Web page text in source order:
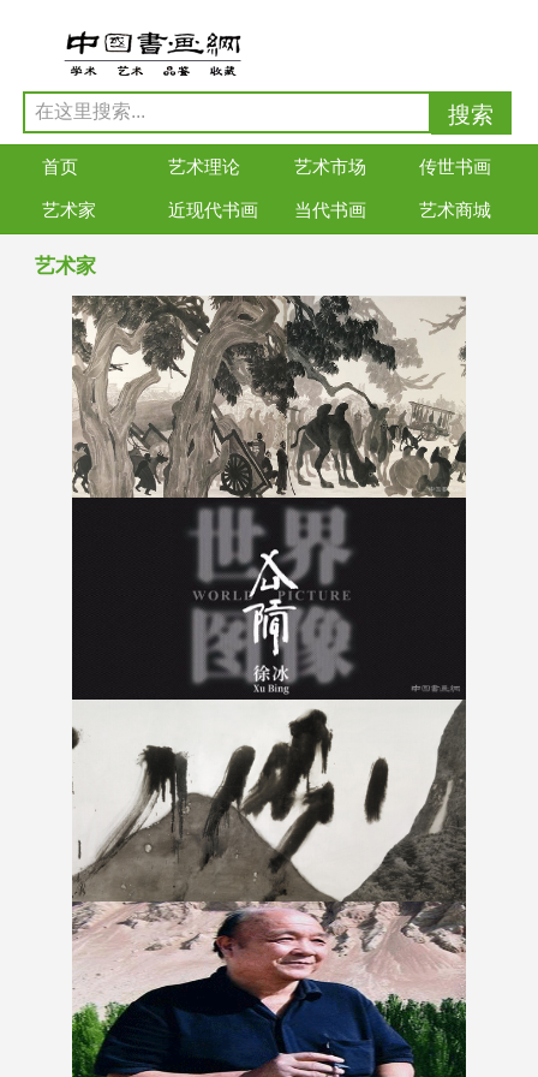
首页 艺术理论 艺术市场 传世书画
艺术家 近现代书画 当代书画 艺术商城
艺术家